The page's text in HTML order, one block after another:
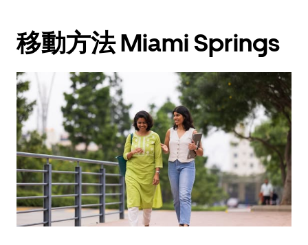
で
カ
ン
ダ
ー
を
操
作
し、
日
付
を
選
移動方法 Miami Springs